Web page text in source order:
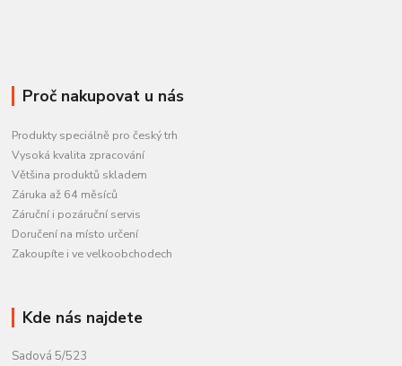
Proč nakupovat u nás
Produkty speciálně pro český trh
Vysoká kvalita zpracování
Většina produktů skladem
Záruka až 64 měsíců
Záruční i pozáruční servis
Doručení na místo určení
Zakoupíte i ve velkoobchodech
Kde nás najdete
Sadová 5/523